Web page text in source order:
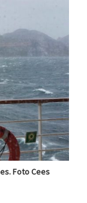
Foto Cees